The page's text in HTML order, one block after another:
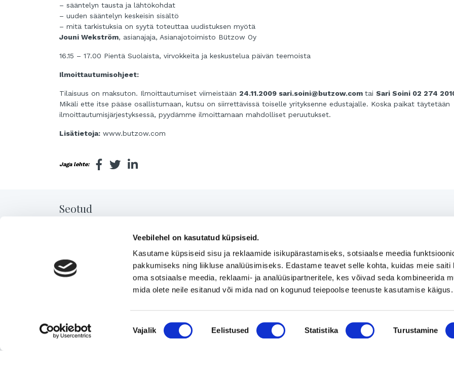
Veebilehel on kasutatud küpsiseid.
Kasutame küpsiseid sisu ja reklaamide isikupärastamiseks, sotsiaalse meedia
pakkumiseks ning liikluse analüüsimiseks. Edastame teavet selle kohta, kuidas meie saiti
oma sotsiaalse meedia, reklaami- ja analüüsipartneritele, kes võivad seda kombineerida
mida olete neile esitanud või mida nad on kogunud teiepoolse teenuste kasutamise käigus.
Nõusoleku
valik
Vajalik Eelistused Statistika Turustamine
– sääntelyn tausta ja lähtökohdat
– uuden sääntelyn keskeisin sisältö
– mitä tarkistuksia on syytä toteuttaa uudistuksen myötä
Jouni Wekström, asianajaja, Asianajotoimisto Bützow Oy
16.15 – 17.00 Pientä Suolaista, virvokkeita ja keskustelua päivän teemoista
Ilmoittautumisohjeet:
Tilaisuus on maksuton. Ilmoittautumiset viimeistään 24.11.2009 sari.soini@butzow.com tai Sari Soini 02 274
Mikäli ette itse pääse osallistumaan, kutsu on siirrettävissä toiselle yrityksenne edustajalle. Koska paikat täytetään
ilmoittautumisjärjestyksessä, pyydämme ilmoittamaan mahdolliset peruutukset.
Lisätietoja: www.butzow.com
Jaga lehte:
Seotud
Pika ajalooga transpordiettevõte, mis pakub täis-
ja osakoormavedusid Lääne-Euroopa,
Viimsi Lihapood – 35 aastat turul olnud kohalik
toidupood
Euroopa patendiga kaitstud uuenduslik ja suure
müügipotentsiaaliga toode – Hübriid-